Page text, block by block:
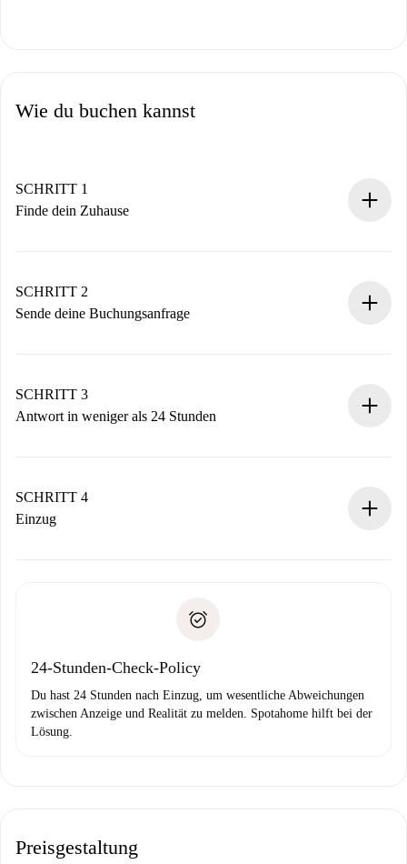
Wie du buchen kannst
SCHRITT 1
Finde dein Zuhause
Du erhältst alle notwendigen Informationen im Voraus.
SCHRITT 2
Sende deine Buchungsanfrage
Denk daran, dass wir dich erst belasten, wenn der
Vermieter zustimmt.
SCHRITT 3
Antwort in weniger als 24 Stunden
stellen den Kontakt her.
Wenn der Vermieter ablehnen muss, entstehen keine
SCHRITT 4
Einzug
24-Stunden-Check-Policy
Du hast 24 Stunden nach Einzug, um wesentliche Abweichungen
zwischen Anzeige und Realität zu melden. Spotahome hilft bei der
Lösung.
Preisgestaltung